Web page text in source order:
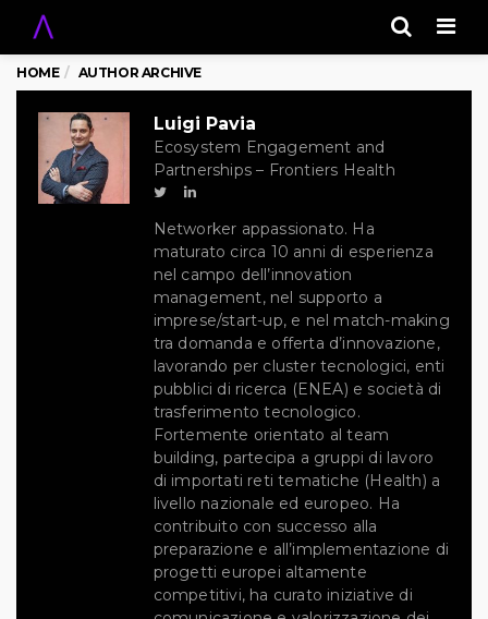
HOME AUTHOR ARCHIVE
Luigi Pavia
Ecosystem Engagement and
Partnerships – Frontiers Health
Networker appassionato. Ha
maturato circa 10 anni di esperienza
nel campo dell’innovation
management, nel supporto a
imprese/start-up, e nel match-making
tra domanda e offerta d’innovazione,
lavorando per cluster tecnologici, enti
pubblici di ricerca (ENEA) e società di
trasferimento tecnologico.
Fortemente orientato al team
building, partecipa a gruppi di lavoro
di importati reti tematiche (Health) a
livello nazionale ed europeo. Ha
contribuito con successo alla
preparazione e all’implementazione di
progetti europei altamente
competitivi, ha curato iniziative di